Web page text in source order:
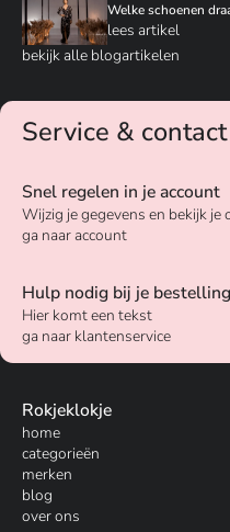
Welke schoenen
lees artikel
bekijk alle blogartikelen
Service & contact
Snel regelen in je account
Wijzig je gegevens en bekijk je
ga naar account
Hulp nodig bij je
Hier komt een tekst
ga naar klantenservice
Rokjeklokje
home
categorieën
merken
blog
over ons